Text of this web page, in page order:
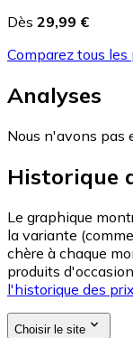
Dès 29,99 €
Comparez tous les
Analyses
Nous n'avons pas
Historique
Le graphique
la variante
chère à chaque
produits
l'historique des
Choisir le site